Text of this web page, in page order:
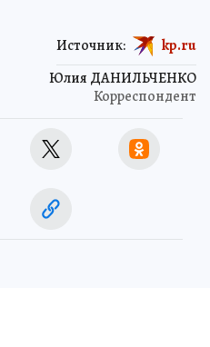
Юлия ДАНИЛЬЧЕНКО
Корреспондент
Источник: kp.ru